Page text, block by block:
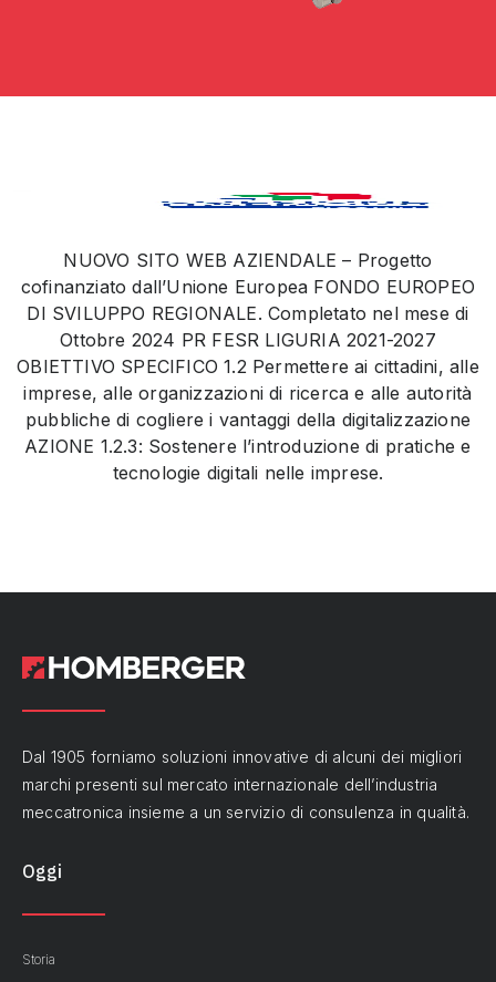
NUOVO SITO WEB AZIENDALE – Progetto
cofinanziato dall’Unione Europea FONDO EUROPEO
DI SVILUPPO REGIONALE. Completato nel mese di
Ottobre 2024 PR FESR LIGURIA 2021-2027
OBIETTIVO SPECIFICO 1.2 Permettere ai cittadini, alle
imprese, alle organizzazioni di ricerca e alle autorità
pubbliche di cogliere i vantaggi della digitalizzazione
AZIONE 1.2.3: Sostenere l’introduzione di pratiche e
tecnologie digitali nelle imprese.
Dal 1905 forniamo soluzioni innovative di alcuni dei migliori
marchi presenti sul mercato internazionale dell’industria
meccatronica insieme a un servizio di consulenza in qualità.
Oggi
Storia